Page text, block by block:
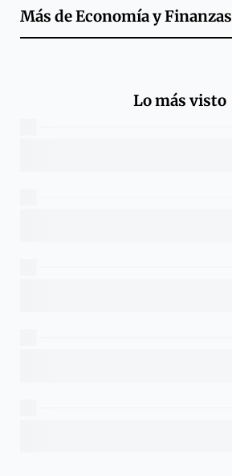
Más deEconomía y Finanzas
Lo más visto